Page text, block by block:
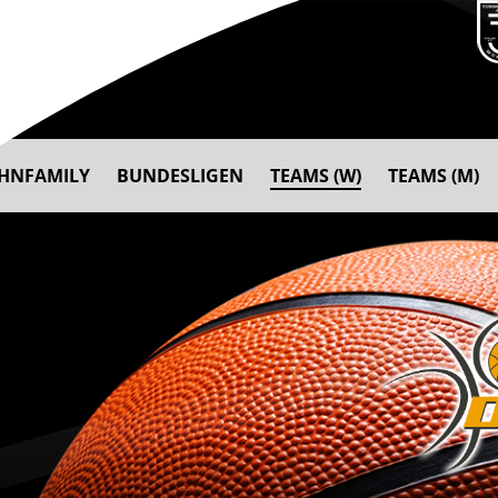
BUNDESLIGEN TEAMS (W) TEAMS (M)